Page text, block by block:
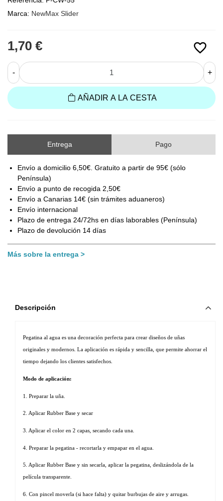
Marca: NewMax Slider
favorite_border
1,70 €
- +
AÑADIR A LA CESTA
Entrega Pago
Envío a domicilio 6,50€. Gratuito a partir de 95€ (sólo
Península)
Envío a punto de recogida 2,50€
Envío a Canarias 14€ (sin trámites aduaneros)
Envío internacional
Plazo de entrega 24/72hs en días laborables (Península)
Plazo de devolución 14 días
Más sobre la entrega
Descripción
Pegatina al agua es una decoración perfecta para crear diseños de uñas
originales y modernos. La aplicación es rápida y sencilla, que permite ahorrar el
tiempo dejando los clientes satisfechos.
Modo de aplicación:
1. Preparar la uña.
2. Aplicar Rubber Base y secar
3. Aplicar el color en 2 capas, secando cada una.
4. Preparar la pegatina - recortarla y empapar en el agua.
5. Aplicar Rubber Base y sin secarla, aplicar la pegatina, deslizándola de la
película transparente.
6. Con pincel moverla (si hace falta) y quitar burbujas de aire y arrugas.